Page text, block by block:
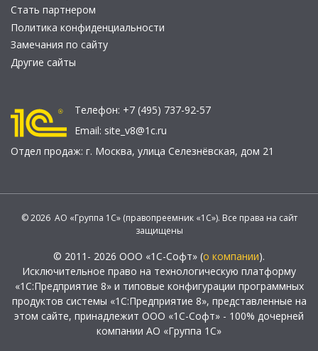
Стать партнером
Политика конфиденциальности
Замечания по сайту
Другие сайты
Телефон: +7 (495) 737-92-57
Email: site_v8@1c.ru
Отдел продаж: г. Москва, улица Селезнёвская, дом 21
© 2026 АО «Группа 1С» (правопреемник «1С»). Все права на сайт
защищены
© 2011- 2026 ООО «1С-Софт» (о компании).
Исключительное право на технологическую платформу
«1С:Предприятие 8» и типовые конфигурации программных
продуктов системы «1С:Предприятие 8», представленные на
этом сайте, принадлежит ООО «1С-Софт» - 100% дочерней
компании АО «Группа 1С»